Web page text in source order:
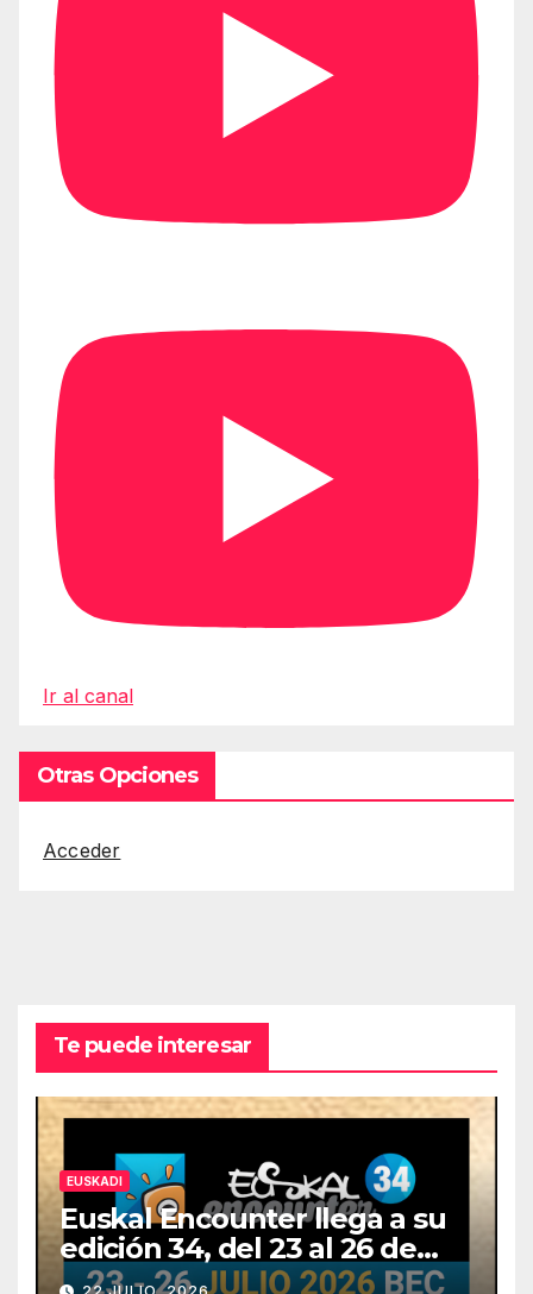
Ir al canal
Otras Opciones
Acceder
Te puede interesar
EUSKADI
Euskal Encounter llega a su
edición 34, del 23 al 26 de
julio
22 JULIO, 2026